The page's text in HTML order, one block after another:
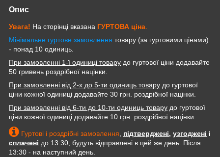
Опис
Увага! На сторінці вказана ГУРТОВА ціна
Мінімальне гуртове замовлення товару (за гуртовими цінами)
- понад 10 одиниць.
При замовленні 1-ї одиниці товару до гуртової ціни додавайте
50 гривень роздрібної націнки.
При замовленні від 2-х до 5-ти одиниць товару до гуртової
ціни кожної одиниці додавайте 30 грн. роздрібної націнки.
При замовленні від 6-ти до 10-ти одиниць товару до гуртової
ціни кожної одиниці додавайте 10 грн. роздрібної націнки.
Гуртові і роздрібні замовлення підтверджені, узгоджені і
сплачені до 13:30, будуть відправлені в цей же день. Після
13:30 - на наступний день.